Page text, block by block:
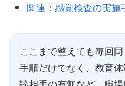
関連：感覚検査の実施
ここまで整えても毎回
手順だけでなく、教育